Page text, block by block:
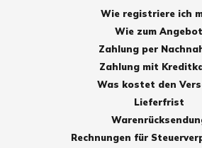
Wie registriere ich
Wie zum Angebot
Zahlung per
Zahlung mit
Was kostet den
Lieferfrist
Rechnungen für